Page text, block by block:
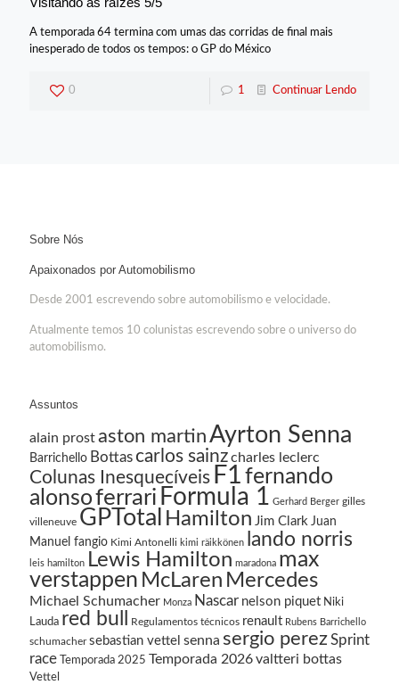
A temporada 64 termina com umas das corridas de final mais
inesperado de todos os tempos: o GP do México
0 1 Continuar Lendo
Sobre Nós
Apaixonados por Automobilismo
Desde 2001 escrevendo sobre automobilismo e velocidade.
Atualmente temos 10 colunistas escrevendo sobre o universo do
automobilismo.
Assuntos
alain prostaston martinAyrton Senna
Barrichello Bottas carlos sainzcharles leclerc
Colunas Inesquecíveis F1 fernando
alonsoferrari Formula 1 Gerhard Berger gilles
villeneuve GPTotal Hamilton Jim Clark Juan
Manuel fangio Kimi Antonelli kimi räikkönen lando norris
leis hamilton Lewis Hamilton maradona max
verstappen McLaren Mercedes
Michael Schumacher Monza Nascar nelson piquet Niki
Lauda red bull Regulamentos técnicos renault Rubens Barrichello
schumacher sebastian vettel senna sergio perezSprint
race Temporada 2025 Temporada 2026valtteri bottas
Vettel